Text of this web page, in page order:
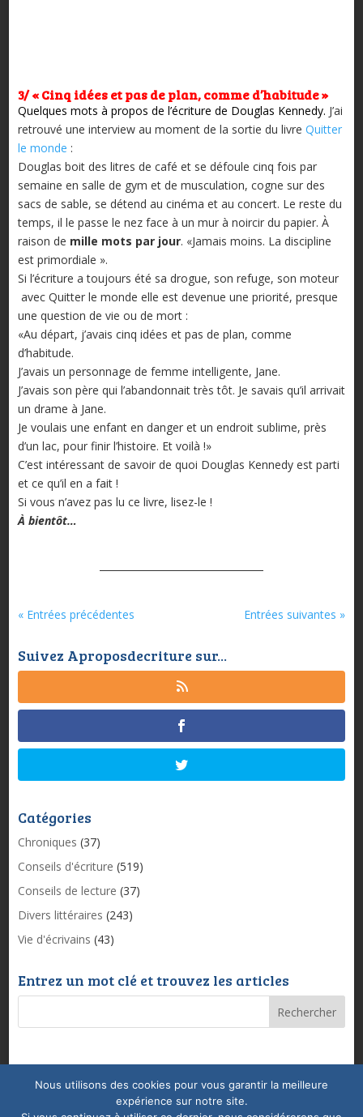
3/« Cinq idées et pas de plan, comme d’habitude »
Quelques mots à propos de l’écriture de Douglas Kennedy. J’ai
retrouvé une interview au moment de la sortie du livre Quitter
le monde :
Douglas boit des litres de café et se défoule cinq fois par
semaine en salle de gym et de musculation, cogne sur des
sacs de sable, se détend au cinéma et au concert. Le reste du
temps, il le passe le nez face à un mur à noircir du papier. À
raison de mille mots par jour. «Jamais moins. La discipline
est primordiale ».
Si l’écriture a toujours été sa drogue, son refuge, son moteur
avec Quitter le monde elle est devenue une priorité, presque
une question de vie ou de mort :
«Au départ, j’avais cinq idées et pas de plan, comme
d’habitude.
J’avais un personnage de femme intelligente, Jane.
J’avais son père qui l’abandonnait très tôt. Je savais qu’il arrivait
un drame à Jane.
Je voulais une enfant en danger et un endroit sublime, près
d’un lac, pour finir l’histoire. Et voilà !»
C’est intéressant de savoir de quoi Douglas Kennedy est parti
et ce qu’il en a fait !
Si vous n’avez pas lu ce livre, lisez-le !
À bientôt…
« Entrées précédentes Entrées suivantes »
Suivez Aproposdecriture sur...
Catégories
Chroniques (37)
Conseils d'écriture (519)
Conseils de lecture (37)
Divers littéraires (243)
Vie d'écrivains (43)
Entrez un mot clé et trouvez les articles
Mentions légales & Politique de confidentialité
Nous utilisons des cookies pour vous garantir la meilleure
expérience sur notre site.